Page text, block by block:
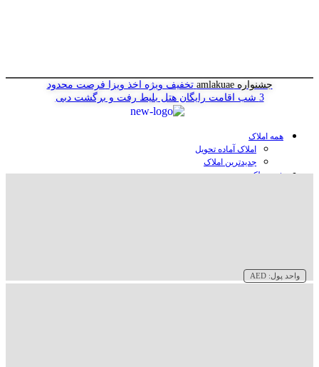
جشنواره amlakuae تخفیف ویژه اخذ ویزا فرصت محدود
3 شب اقامت رایگان هتل
بلیط رفت و برگشت دبی
همه املاک
املاک آماده تحویل
جدیدترین املاک
خرید ملک در دبی
واحد پول: AED